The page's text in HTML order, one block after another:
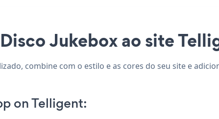
Jukebox ao site
combine com o estilo e as cores do seu site e
on Telligent: